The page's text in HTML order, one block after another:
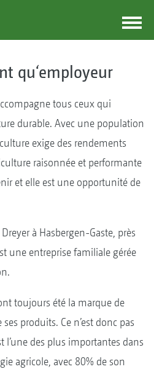
qu‘employeur
tous ceux qui
durable. Avec une population
exige des rendements
raisonnée et performante
et elle est une opportunité de
à Hasbergen-Gaste, près
une entreprise familiale gérée
toujours été la marque de
produits. Ce n’est donc pas
l’une des plus importantes dans
agricole, avec 80% de son